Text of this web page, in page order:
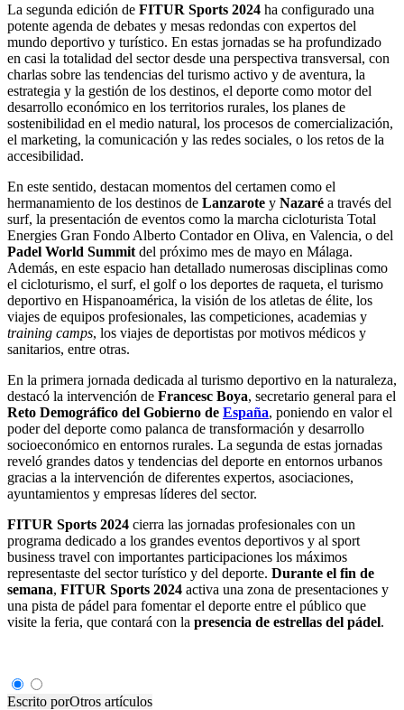
La segunda edición de FITUR Sports 2024 ha configurado una
potente agenda de debates y mesas redondas con expertos del
mundo deportivo y turístico. En estas jornadas se ha profundizado
en casi la totalidad del sector desde una perspectiva transversal, con
charlas sobre las tendencias del turismo activo y de aventura, la
estrategia y la gestión de los destinos, el deporte como motor del
desarrollo económico en los territorios rurales, los planes de
sostenibilidad en el medio natural, los procesos de comercialización,
el marketing, la comunicación y las redes sociales, o los retos de la
accesibilidad.
En este sentido, destacan momentos del certamen como el
hermanamiento de los destinos de Lanzarote y Nazaré a través del
surf, la presentación de eventos como la marcha cicloturista Total
Energies Gran Fondo Alberto Contador en Oliva, en Valencia, o del
Padel World Summit del próximo mes de mayo en Málaga.
Además, en este espacio han detallado numerosas disciplinas como
el cicloturismo, el surf, el golf o los deportes de raqueta, el turismo
deportivo en Hispanoamérica, la visión de los atletas de élite, los
viajes de equipos profesionales, las competiciones, academias y
training camps, los viajes de deportistas por motivos médicos y
sanitarios, entre otras.
En la primera jornada dedicada al turismo deportivo en la naturaleza,
destacó la intervención de Francesc Boya, secretario general para el
Reto Demográfico del Gobierno de España, poniendo en valor el
poder del deporte como palanca de transformación y desarrollo
socioeconómico en entornos rurales. La segunda de estas jornadas
reveló grandes datos y tendencias del deporte en entornos urbanos
gracias a la intervención de diferentes expertos, asociaciones,
ayuntamientos y empresas líderes del sector.
FITUR Sports 2024 cierra las jornadas profesionales con un
programa dedicado a los grandes eventos deportivos y al sport
business travel con importantes participaciones los máximos
representaste del sector turístico y del deporte. Durante el fin de
semana, FITUR Sports 2024 activa una zona de presentaciones y
una pista de pádel para fomentar el deporte entre el público que
visite la feria, que contará con la presencia de estrellas del pádel.
Escrito porOtros artículos